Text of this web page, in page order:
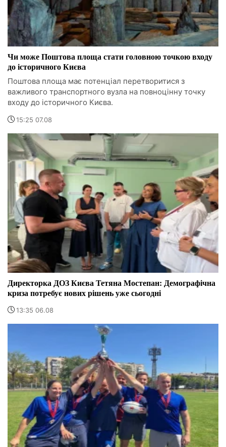
Чи може Поштова площа стати головною точкою входу
до історичного Києва
Поштова площа має потенціал перетворитися з
важливого транспортного вузла на повноцінну точку
входу до історичного Києва.
15:25 07.08
Директорка ДОЗ Києва Тетяна Мостепан: Демографічна
криза потребує нових рішень уже сьогодні
13:35 06.08